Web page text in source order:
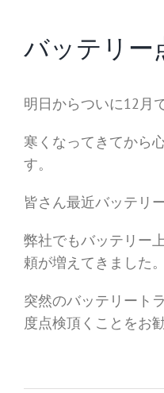
バッテリー
明日からついに12月
寒くなってきてから
す。
皆さん最近バッテリ
弊社でもバッテリー
頼が増えてきました。
突然のバッテリート
度点検頂くことをお